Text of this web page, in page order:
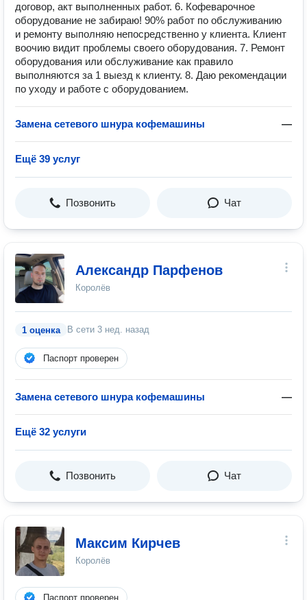
договор, акт выполненных работ. 6. Кофеварочное
оборудование не забираю! 90% работ по обслуживанию
и ремонту выполняю непосредственно у клиента. Клиент
воочию видит проблемы своего оборудования. 7. Ремонт
оборудования или обслуживание как правило
выполняются за 1 выезд к клиенту. 8. Даю рекомендации
по уходу и работе с оборудованием.
Замена сетевого шнура кофемашины —
Ещё 39 услуг
Позвонить Чат
Александр Парфенов
Королёв
1 оценка В сети 3 нед. назад
Паспорт проверен
Замена сетевого шнура кофемашины —
Ещё 32 услуги
Позвонить Чат
Максим Кирчев
Королёв
Паспорт проверен